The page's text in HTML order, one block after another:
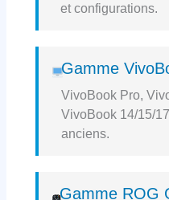
et configurations.
Gamme
VivoBook Pro,
VivoBook 14/15/
anciens.
Gamme ROG